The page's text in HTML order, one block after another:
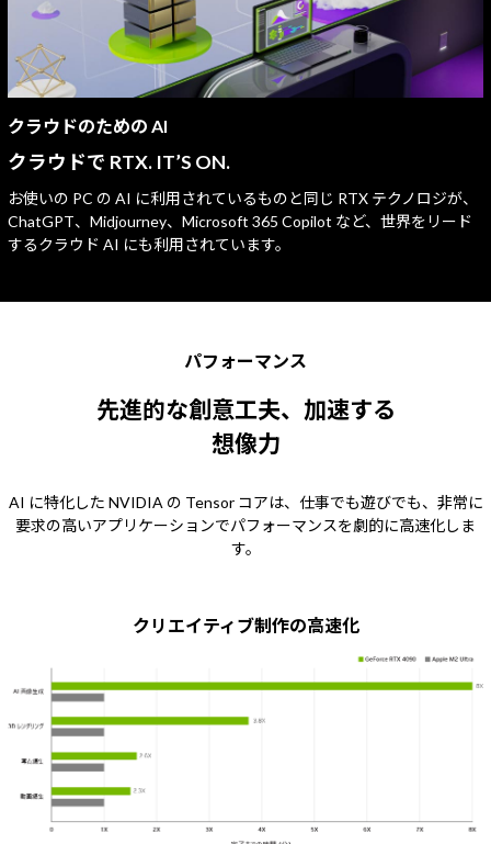
クラウドのための AI
クラウドで RTX. IT’S ON.
お使いの PC の AI に利用されているものと同じ RTX テクノロジが、
ChatGPT、Midjourney、Microsoft 365 Copilot など、世界をリード
するクラウド AI にも利用されています。
パフォーマンス
先進的な創意工夫、加速する
想像力
AI に特化した NVIDIA の Tensor コアは、仕事でも遊びでも、非常に
要求の高いアプリケーションでパフォーマンスを劇的に高速化しま
す。
クリエイティブ制作の高速化